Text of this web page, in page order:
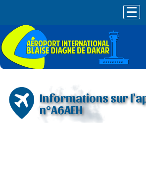
Informations sur
n°A6AEH